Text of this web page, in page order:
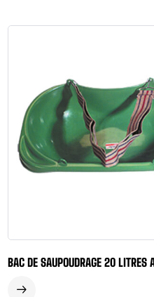
BAC DE SAUPOUDRAGE 20 LITRES